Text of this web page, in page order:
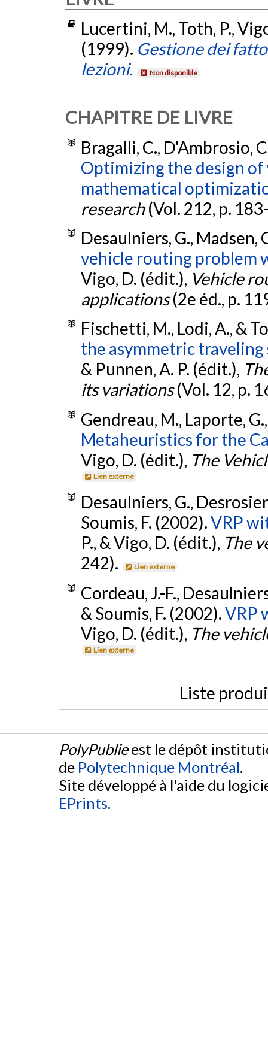
Lucertini, M., Toth, P.,
(1999). Gestione dei
lezioni.
Non disponible
CHAPITRE DE LIVRE
Bragalli, C., D'Ambrosio,
Optimizing the design
mathematical
research(Vol. 212, p.
Desaulniers, G., Madsen,
vehicle routing problem
Vigo, D. (édit.), Vehicle
applications(2e éd., p.
Fischetti, M., Lodi, A., &
the asymmetric
& Punnen, A. P. (édit.),
its variations(Vol. 12, p.
Gendreau, M., Laporte,
Metaheuristics for the
Vigo, D. (édit.), The
Lien externe
Desaulniers, G.,
Soumis, F. (2002).VRP
P., & Vigo, D. (édit.), The
242).
Lien externe
Cordeau, J.-F.,
& Soumis, F. (2002).VRP
Vigo, D. (édit.), The
Lien externe
Liste
PolyPublieest le dépôt
de Polytechnique Montréal.
Site développé à l'aide du
EPrints.